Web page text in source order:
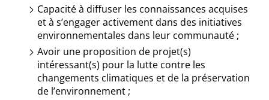
Capacité à diffuser les connaissances acquises
et à s’engager activement dans des initiatives
environnementales dans leur communauté ;
Avoir une proposition de projet(s)
intéressant(s) pour la lutte contre les
changements climatiques et de la préservation
de l’environnement ;